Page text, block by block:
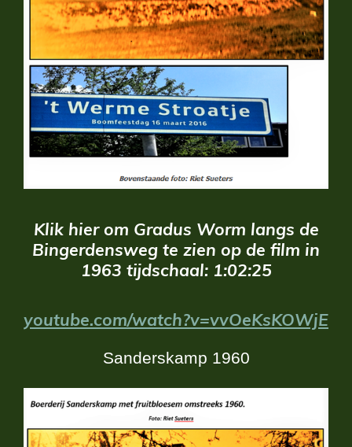
Klik hier om Gradus Worm langs de
Bingerdensweg te zien op de film in
1963 tijdschaal: 1:02:25
youtube.com/watch?v=vvOeKsKOWjE
Sanderskamp 1960